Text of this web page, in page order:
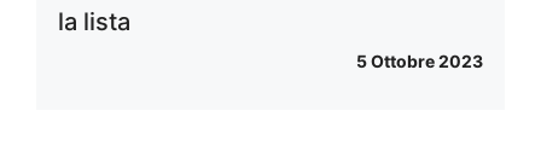
la lista
5 Ottobre 2023